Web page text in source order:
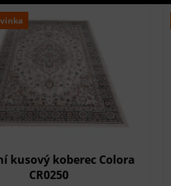
kusový koberec Colora
CR0250